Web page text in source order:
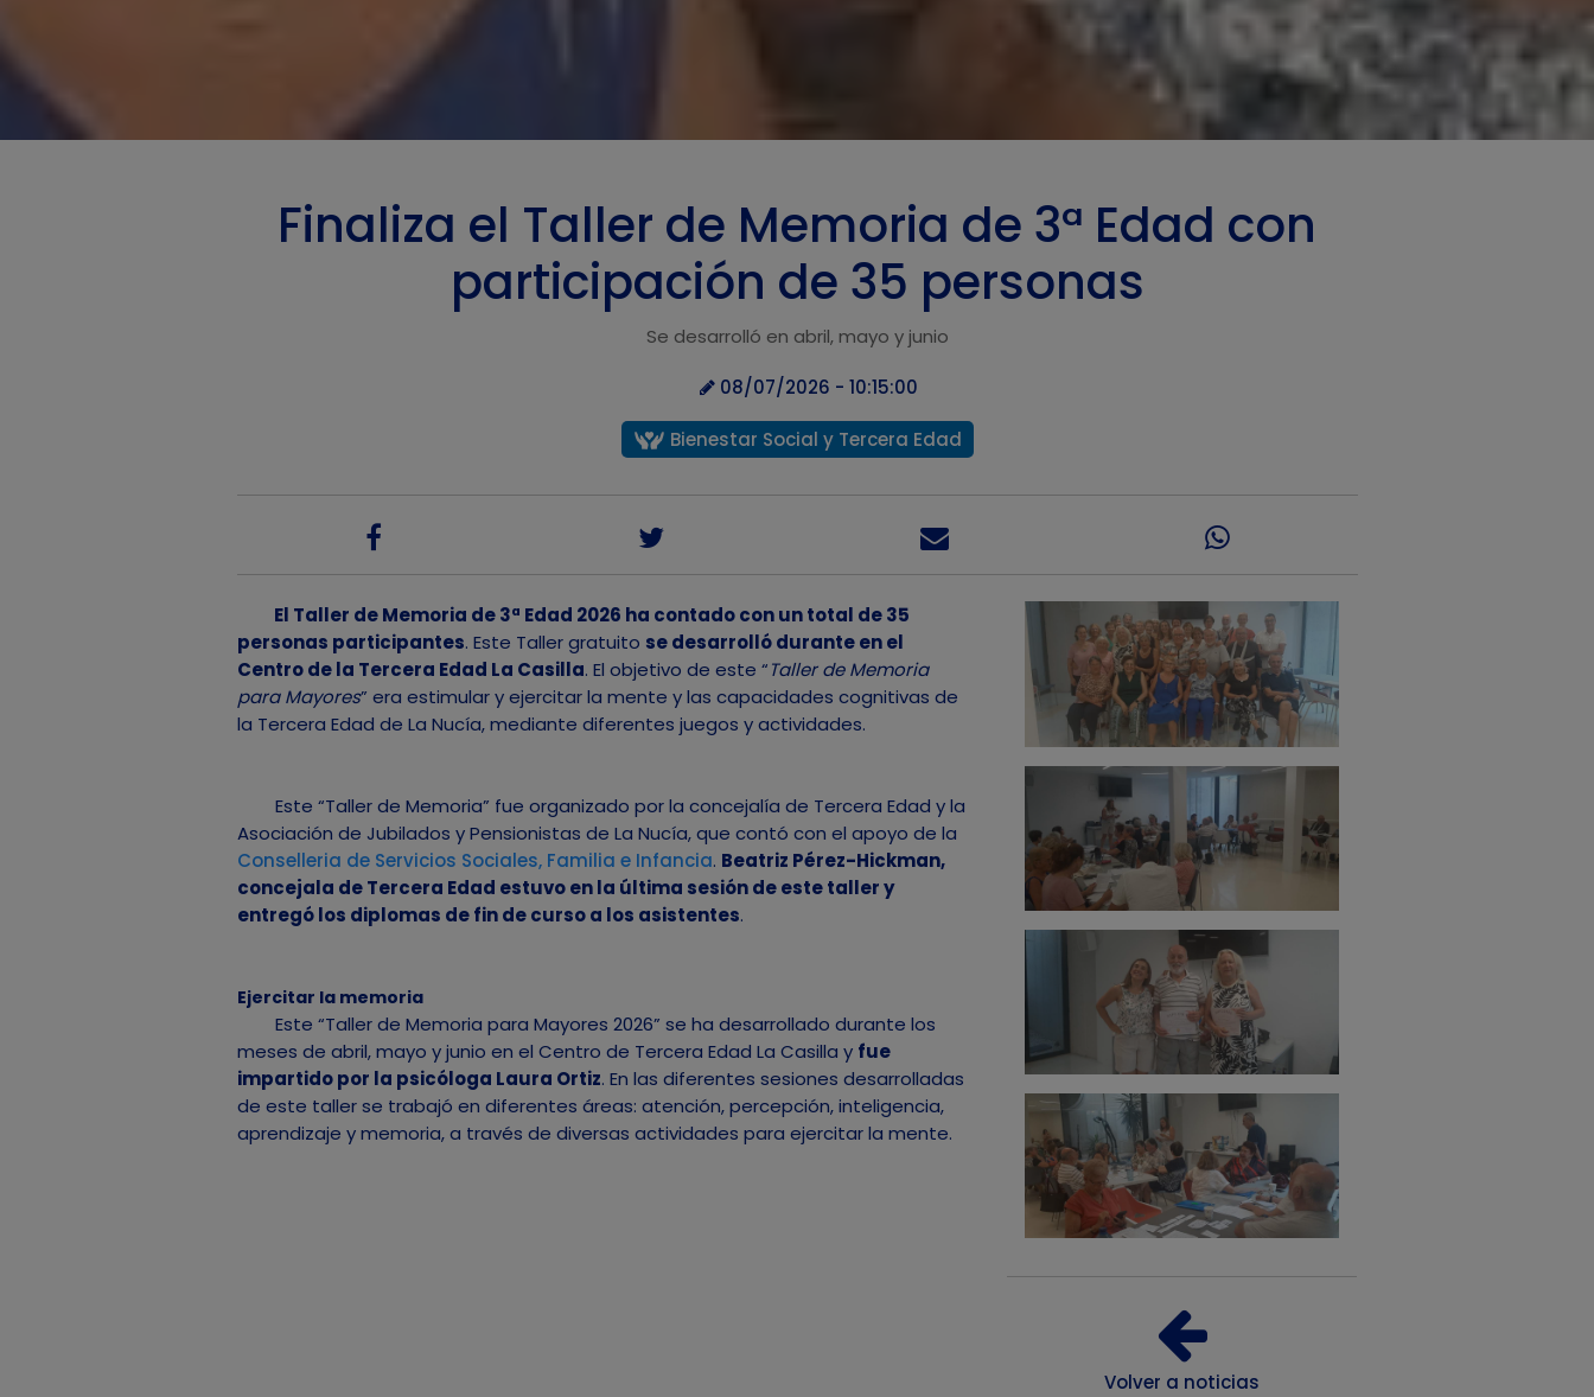
Finaliza el Taller de Memoria de 3ª Edad con
participación de 35 personas
Se desarrolló en abril, mayo y junio
08/07/2026 - 10:15:00
Bienestar Social y Tercera Edad
El Taller de Memoria de 3ª Edad 2026 ha contado con un total de 35
personas participantes. Este Taller gratuito se desarrolló durante en el
Centro de la Tercera Edad La Casilla. El objetivo de este “Taller de Memoria
para Mayores” era estimular y ejercitar la mente y las capacidades cognitivas de
la Tercera Edad de La Nucía, mediante diferentes juegos y actividades.
Este “Taller de Memoria” fue organizado por la concejalía de Tercera Edad y la
Asociación de Jubilados y Pensionistas de La Nucía, que contó con el apoyo de la
Conselleria de Servicios Sociales, Familia e Infancia. Beatriz Pérez-Hickman,
concejala de Tercera Edad estuvo en la última sesión de este taller y
entregó los diplomas de fin de curso a los asistentes.
Ejercitar la memoria
Este “Taller de Memoria para Mayores 2026” se ha desarrollado durante los
meses de abril, mayo y junio en el Centro de Tercera Edad La Casilla y fue
impartido por la psicóloga Laura Ortiz. En las diferentes sesiones desarrolladas
de este taller se trabajó en diferentes áreas: atención, percepción, inteligencia,
aprendizaje y memoria, a través de diversas actividades para ejercitar la mente.
Volver a noticias